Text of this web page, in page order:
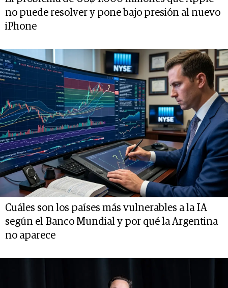
no puede resolver y pone bajo presión al nuevo
iPhone
Cuáles son los países más vulnerables a la IA
según el Banco Mundial y por qué la Argentina
no aparece